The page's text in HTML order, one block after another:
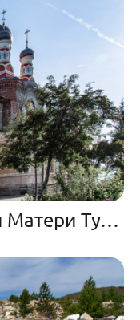
Храм Покрова Божьей Матери Тулун